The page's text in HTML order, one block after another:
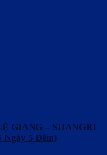
GIANG – SHANGRI
5 Đêm)